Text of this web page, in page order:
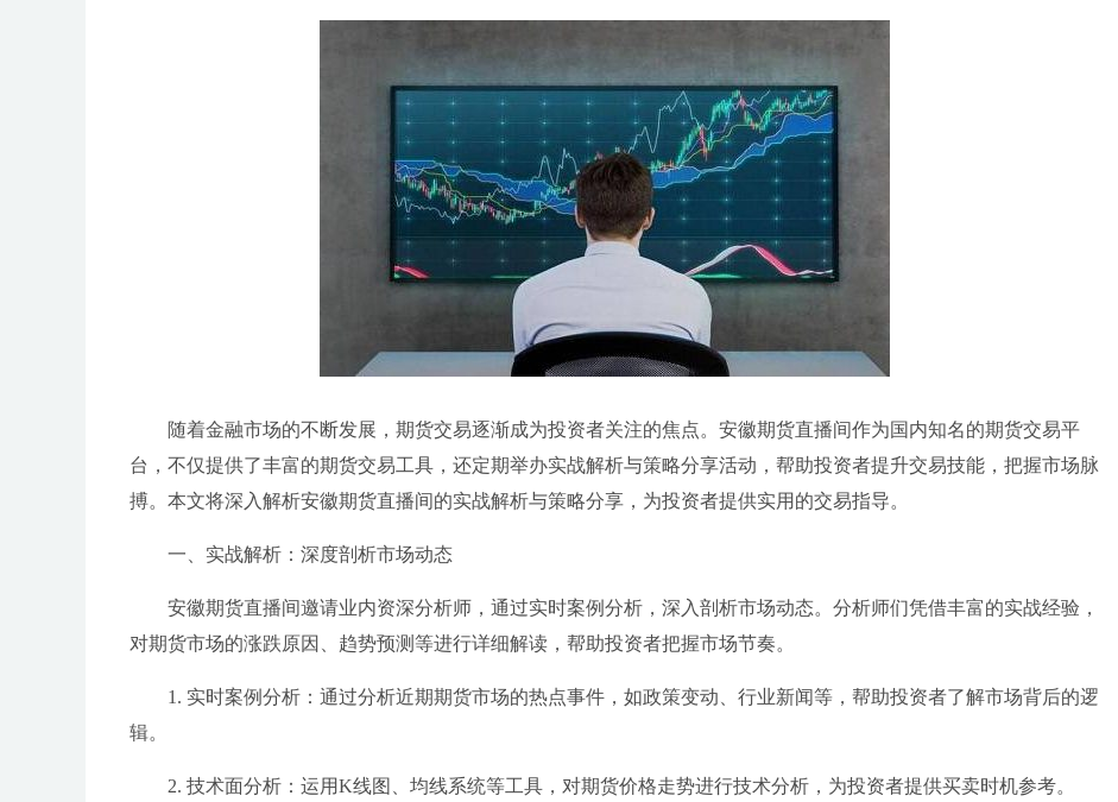
随着金融市场的不断发展，期货交易逐渐成为投资者关注的焦点。安徽期货直播间作为国内知名的期货交易平
台，不仅提供了丰富的期货交易工具，还定期举办实战解析与策略分享活动，帮助投资者提升交易技能，把握市场脉
搏。本文将深入解析安徽期货直播间的实战解析与策略分享，为投资者提供实用的交易指导。
一、实战解析：深度剖析市场动态
安徽期货直播间邀请业内资深分析师，通过实时案例分析，深入剖析市场动态。分析师们凭借丰富的实战经验，
对期货市场的涨跌原因、趋势预测等进行详细解读，帮助投资者把握市场节奏。
1. 实时案例分析：通过分析近期期货市场的热点事件，如政策变动、行业新闻等，帮助投资者了解市场背后的逻
辑。
2. 技术面分析：运用K线图、均线系统等工具，对期货价格走势进行技术分析，为投资者提供买卖时机参考。